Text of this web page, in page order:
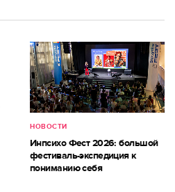
НОВОСТИ
Инпсихо Фест 2026: большой
фестиваль-экспедиция к
пониманию себя